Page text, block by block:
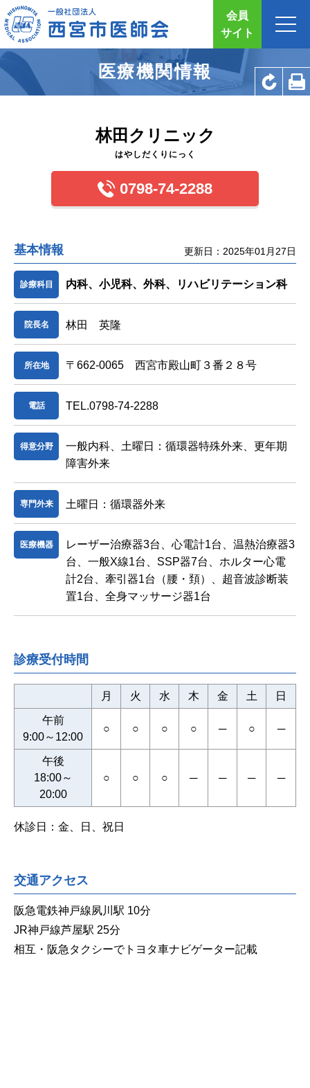
会員
サイト
医療機関情報
林田クリニック
はやしだくりにっく
0798-74-2288
基本情報 更新日：2025年01月27日
診療科目 内科、小児科、外科、リハビリテーション科
院長名 林田 英隆
所在地 〒662-0065 西宮市殿山町３番２８号
電話 TEL.0798-74-2288
得意分野
一般内科、土曜日：循環器特殊外来、更年期
障害外来
専門外来 土曜日：循環器外来
医療機器
レーザー治療器3台、心電計1台、温熱治療器3
台、一般X線1台、SSP器7台、ホルター心電
計2台、牽引器1台（腰・頚）、超音波診断装
置1台、全身マッサージ器1台
診療受付時間
月 火 水 木 金 土 日
午前
9:00～12:00
○ ○ ○ ○ ─ ○ ─
午後
18:00～
20:00
○ ○ ○ ─ ─ ─ ─
休診日：金、日、祝日
交通アクセス
阪急電鉄神戸線夙川駅 10分
JR神戸線芦屋駅 25分
相互・阪急タクシーでトヨタ車ナビゲーター記載